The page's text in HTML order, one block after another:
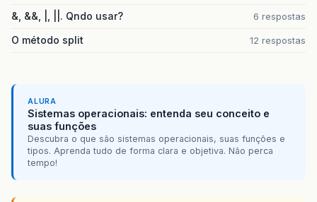
&, &&, |, ||. Qndo usar? 6 respostas
O método split 12 respostas
ALURA
Sistemas operacionais: entenda seu conceito e
suas funções
Descubra o que são sistemas operacionais, suas funções e
tipos. Aprenda tudo de forma clara e objetiva. Não perca
tempo!